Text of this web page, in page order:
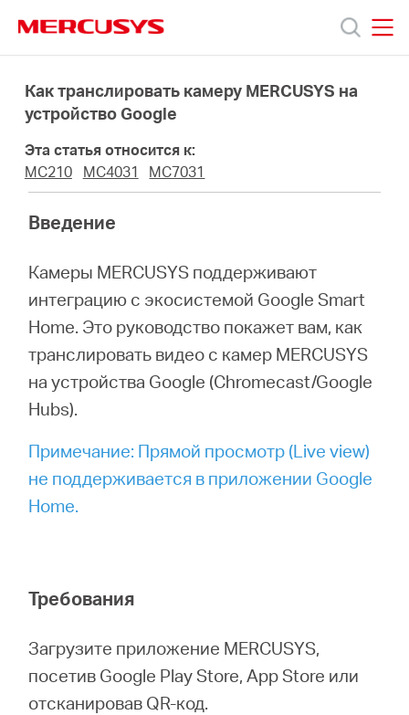
navigation
Модели
купить
Как транслировать камеру MERCUSYS на
устройство Google
Эта статья относится к:
MC210
MC4031 MC7031
Введение
Камеры MERCUSYS поддерживают
интеграцию с экосистемой Google Smart
Home. Это руководство покажет вам, как
транслировать видео с камер MERCUSYS
на устройства Google (Chromecast/Google
Hubs).
Примечание: Прямой просмотр (Live view)
не поддерживается в приложении Google
Home.
Требования
Загрузите приложение MERCUSYS,
посетив Google Play Store, App Store или
отсканировав QR-код.